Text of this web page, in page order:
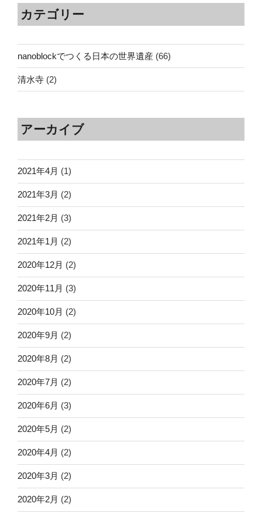
カテゴリー
nanoblockでつくる日本の世界遺産 (66)
清水寺 (2)
アーカイブ
2021年4月 (1)
2021年3月 (2)
2021年2月 (3)
2021年1月 (2)
2020年12月 (2)
2020年11月 (3)
2020年10月 (2)
2020年9月 (2)
2020年8月 (2)
2020年7月 (2)
2020年6月 (3)
2020年5月 (2)
2020年4月 (2)
2020年3月 (2)
2020年2月 (2)